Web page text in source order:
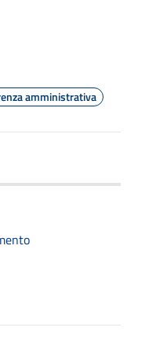
amministrativa